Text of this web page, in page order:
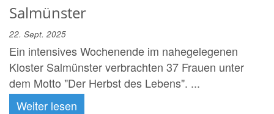
Salmünster
22. Sept. 2025
Ein intensives Wochenende im nahegelegenen
Kloster Salmünster verbrachten 37 Frauen unter
dem Motto "Der Herbst des Lebens". ...
Weiter lesen